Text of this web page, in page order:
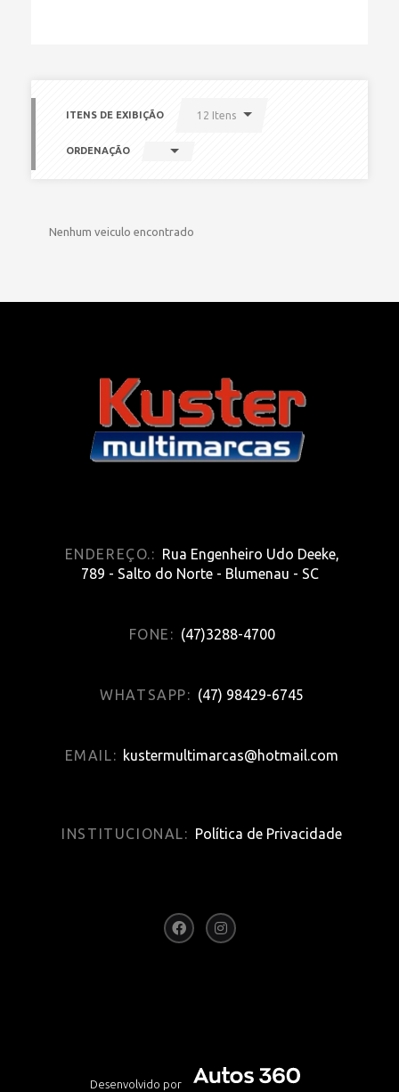
ITENS DE EXIBIÇÃO 12 Itens
ORDENAÇÃO
Nenhum veiculo encontrado
ENDEREÇO.: Rua Engenheiro Udo Deeke,
789 - Salto do Norte - Blumenau - SC
FONE: (47)3288-4700
WHATSAPP: (47) 98429-6745
EMAIL: kustermultimarcas@hotmail.com
INSTITUCIONAL: Política de Privacidade
Desenvolvido por